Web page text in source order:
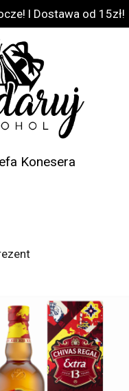
l Dostawa od 15zł!
Konesera